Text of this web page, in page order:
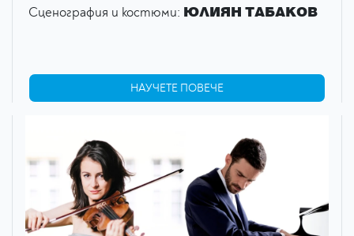
Сценография и костюми: ЮЛИЯН ТАБАКОВ
НАУЧЕТЕ ПОВЕЧЕ